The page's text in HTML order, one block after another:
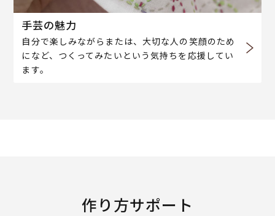
手芸の魅力
自分で楽しみながらまたは、大切な人の笑顔のため
になど、つくってみたいという気持ちを応援してい
ます。
作り方サポート